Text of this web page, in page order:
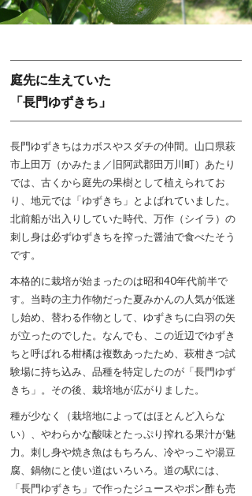
庭先に生えていた
「長門ゆずきち」
長門ゆずきちはカボスやスダチの仲間。山口県萩
市上田万（かみたま／旧阿武郡田万川町）あたり
では、古くから庭先の果樹として植えられてお
り、地元では「ゆずきち」とよばれていました。
北前船が出入りしていた時代、万作（シイラ）の
刺し身は必ずゆずきちを搾った醤油で食べたそう
です。
本格的に栽培が始まったのは昭和40年代前半で
す。当時の主力作物だった夏みかんの人気が低迷
し始め、替わる作物として、ゆずきちに白羽の矢
が立ったのでした。なんでも、この近辺でゆずき
ちと呼ばれる柑橘は複数あったため、萩柑きつ試
験場に持ち込み、品種を特定したのが「長門ゆず
きち」。その後、栽培地が広がりました。
種が少なく（栽培地によってはほとんど入らな
い）、やわらかな酸味とたっぷり搾れる果汁が魅
力。刺し身や焼き魚はもちろん、冷やっこや湯豆
腐、鍋物にと使い道はいろいろ。道の駅には、
「長門ゆずきち」で作ったジュースやポン酢も売